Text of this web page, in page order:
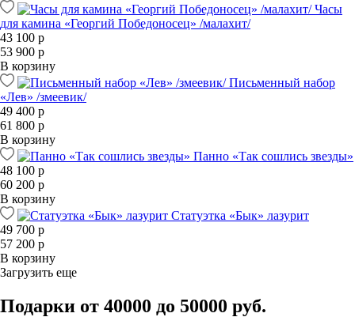
Часы
для камина «Георгий Победоносец» /малахит/
43 100 р
53 900 р
В корзину
Письменный набор
«Лев» /змеевик/
49 400 р
61 800 р
В корзину
Панно «Так сошлись звезды»
48 100 р
60 200 р
В корзину
Статуэтка «Бык» лазурит
49 700 р
57 200 р
В корзину
Загрузить еще
Подарки от 40000 до 50000 руб.